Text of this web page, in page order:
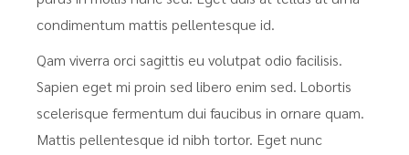
condimentum mattis pellentesque id.
Qam viverra orci sagittis eu volutpat odio facilisis.
Sapien eget mi proin sed libero enim sed. Lobortis
scelerisque fermentum dui faucibus in ornare quam.
Mattis pellentesque id nibh tortor. Eget nunc